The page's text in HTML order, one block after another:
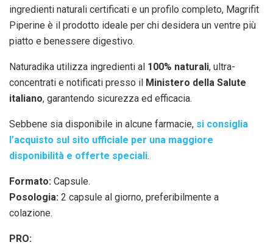
ingredienti naturali certificati e un profilo completo, Magrifit
Piperine è il prodotto ideale per chi desidera un ventre più
piatto e benessere digestivo.
Naturadika utilizza ingredienti al 100% naturali, ultra-
concentrati e notificati presso il Ministero della Salute
italiano, garantendo sicurezza ed efficacia.
Sebbene sia disponibile in alcune farmacie, si consiglia
l’acquisto sul sito ufficiale per una maggiore
disponibilità e offerte speciali.
Formato: Capsule.
Posologia: 2 capsule al giorno, preferibilmente a
colazione.
PRO: